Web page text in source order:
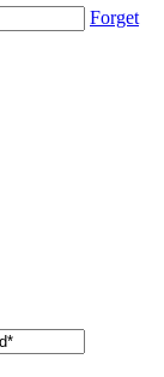
Forget